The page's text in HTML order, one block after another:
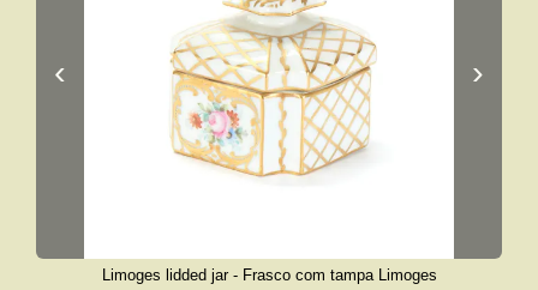
‹ ›
Limoges lidded jar - Frasco com tampa Limoges